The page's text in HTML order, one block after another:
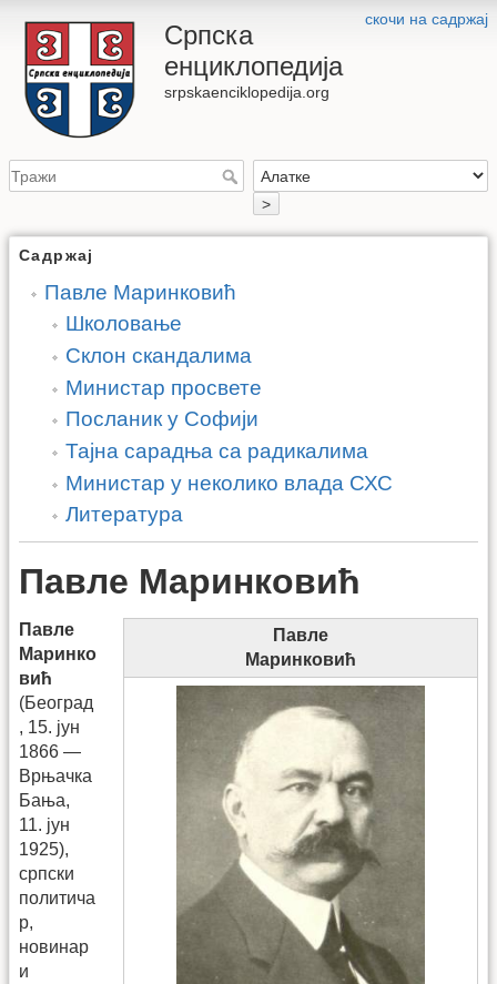
скочи на садржај
Српска
енциклопедија
srpskaenciklopedija.org
>
Садржај
Павле Маринковић
Школовање
Склон скандалима
Министар просвете
Посланик у Софији
Тајна сарадња са радикалима
Министар у неколико влада СХС
Литература
Павле Маринковић
Павле
Маринковић
Павле
Маринко
вић
(Београд
, 15. јун
1866 —
Врњачка
Бања,
11. јун
1925),
српски
политича
р,
новинар
и